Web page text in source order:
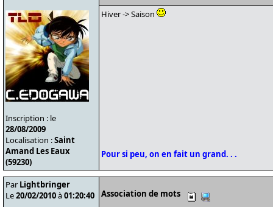
Inscription : le
28/08/2009
Localisation :Saint
Amand Les Eaux
(59230)
Hiver -> Saison
Pour si peu, on en fait un grand. . .
Par Lightbringer
Le20/02/2010à01:20:40 Association de mots